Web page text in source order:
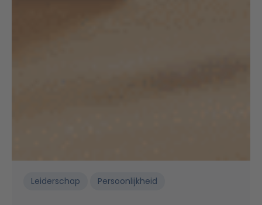
Leiderschap Persoonlijkheid